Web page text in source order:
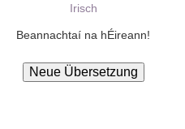
Irisch
Beannachtaí na hÉireann!